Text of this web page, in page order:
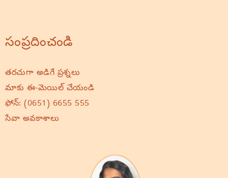
సంప్రదించండి
తరచుగా అడిగే ప్రశ్నలు
మాకు ఈ-మెయిల్ చేయండి
ఫోన్: (0651) 6655 555
సేవా అవకాశాలు